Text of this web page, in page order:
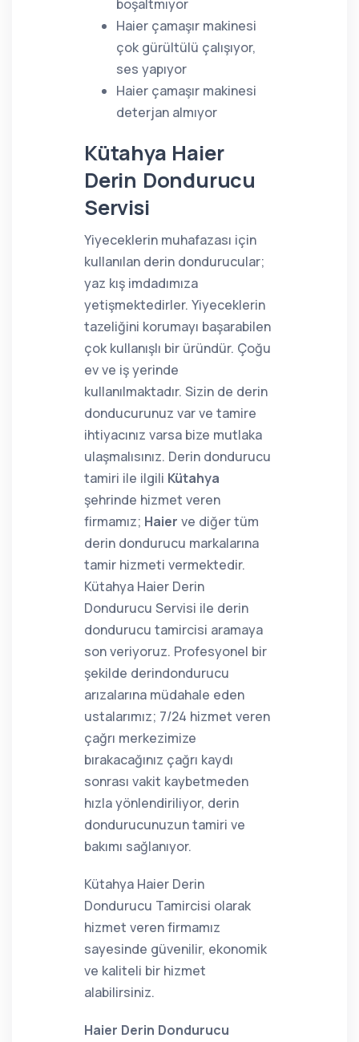
boşaltmıyor
Haier çamaşır makinesi
çok gürültülü çalışıyor,
ses yapıyor
Haier çamaşır makinesi
deterjan almıyor
Kütahya Haier
Derin Dondurucu
Servisi
Yiyeceklerin muhafazası için
kullanılan derin dondurucular;
yaz kış imdadımıza
yetişmektedirler. Yiyeceklerin
tazeliğini korumayı başarabilen
çok kullanışlı bir üründür. Çoğu
ev ve iş yerinde
kullanılmaktadır. Sizin de derin
donducurunuz var ve tamire
ihtiyacınız varsa bize mutlaka
ulaşmalısınız. Derin dondurucu
tamiri ile ilgili Kütahya
şehrinde hizmet veren
firmamız; Haier ve diğer tüm
derin dondurucu markalarına
tamir hizmeti vermektedir.
Kütahya Haier Derin
Dondurucu Servisi ile derin
dondurucu tamircisi aramaya
son veriyoruz. Profesyonel bir
şekilde derindondurucu
arızalarına müdahale eden
ustalarımız; 7/24 hizmet veren
çağrı merkezimize
bırakacağınız çağrı kaydı
sonrası vakit kaybetmeden
hızla yönlendiriliyor, derin
dondurucunuzun tamiri ve
bakımı sağlanıyor.
Kütahya Haier Derin
Dondurucu Tamircisi olarak
hizmet veren firmamız
sayesinde güvenilir, ekonomik
ve kaliteli bir hizmet
alabilirsiniz.
Haier Derin Dondurucu